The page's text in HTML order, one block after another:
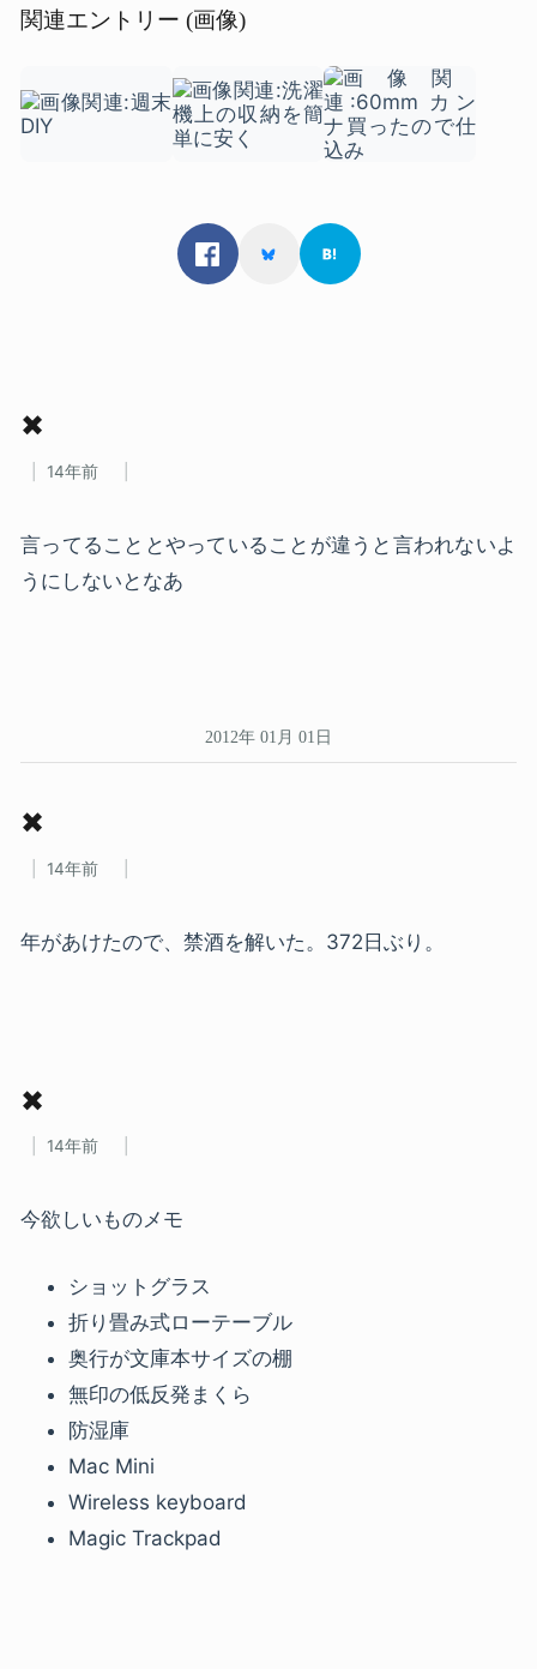
関連エントリー (画像)
✖
14年前
言ってることとやっていることが違うと言われないよ
うにしないとなあ
2012年 01月 01日
✖
14年前
年があけたので、禁酒を解いた。372日ぶり。
✖
14年前
今欲しいものメモ
ショットグラス
折り畳み式ローテーブル
奥行が文庫本サイズの棚
無印の低反発まくら
防湿庫
Mac Mini
Wireless keyboard
Magic Trackpad